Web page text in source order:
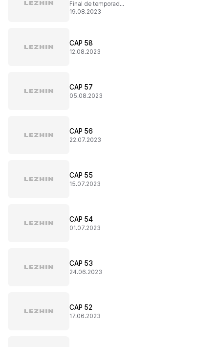
Final de temporada 2
19.08.2023
CAP 58
12.08.2023
CAP 57
05.08.2023
CAP 56
22.07.2023
CAP 55
15.07.2023
CAP 54
01.07.2023
CAP 53
24.06.2023
CAP 52
17.06.2023